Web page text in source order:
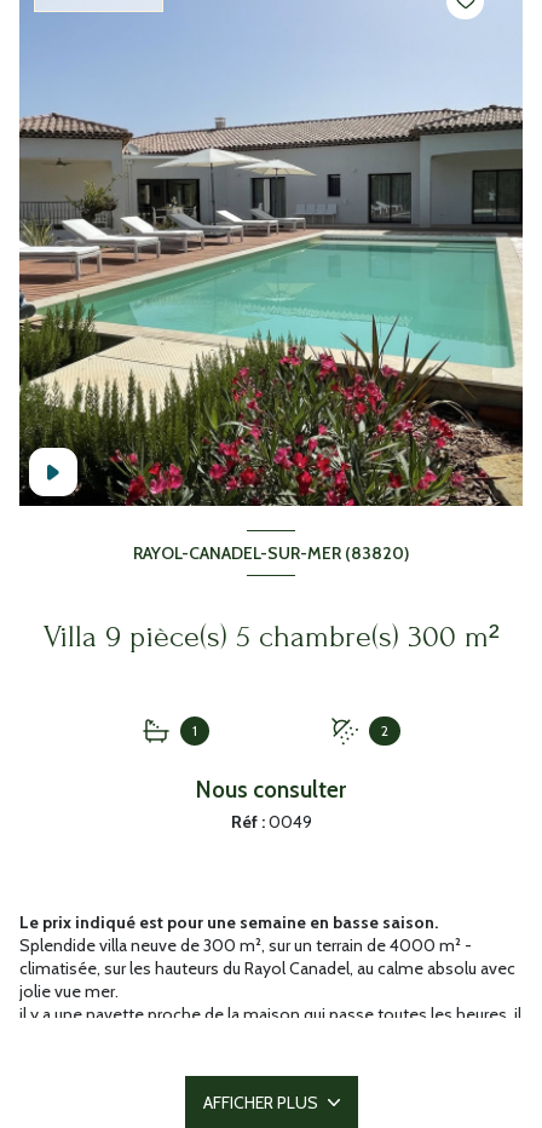
RAYOL-CANADEL-SUR-MER (83820)
Villa 9 pièce(s) 5 chambre(s) 300 m²
1 2
Nous consulter
Réf :0049
Le prix indiqué est pour une semaine en basse saison.
Splendide villa neuve de 300 m², sur un terrain de 4000 m² -
climatisée, sur les hauteurs du Rayol Canadel, au calme absolu avec
jolie vue mer.
il y a une navette proche de la maison qui passe toutes les heures, il
4 jolies chambres, dont une suite parentale + 1 chambre avec lits
AFFICHER PLUS